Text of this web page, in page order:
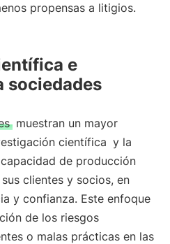
propensas a litigios.
e
sociedades
muestran un mayor
científica y la
de producción
clientes y socios, en
y confianza. Este enfoque
de los riesgos
o malas prácticas en las